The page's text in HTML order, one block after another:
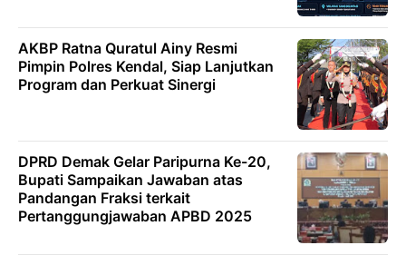
AKBP Ratna Quratul Ainy Resmi
Pimpin Polres Kendal, Siap Lanjutkan
Program dan Perkuat Sinergi
DPRD Demak Gelar Paripurna Ke-20,
Bupati Sampaikan Jawaban atas
Pandangan Fraksi terkait
Pertanggungjawaban APBD 2025